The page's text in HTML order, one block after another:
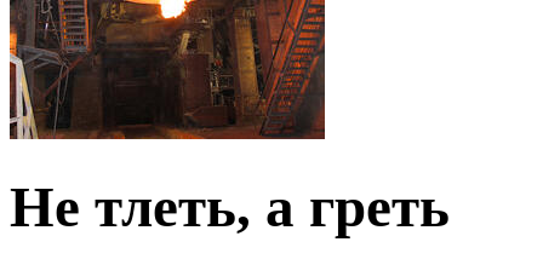
Не тлеть, а греть